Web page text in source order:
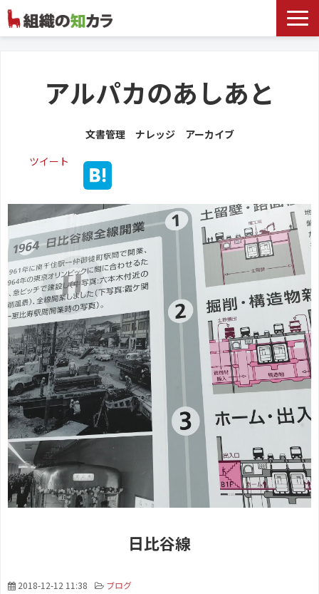
お役立ち記事
記事カテゴリ一覧
お客様事例
アルパカのあしあと
文書管理 ナレッジ アーカイブ
ツイート
日比谷線
2018-12-12 11:38 ブログ